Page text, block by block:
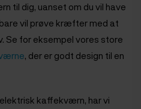
til dig, uanset om du vil have
vil prøve kræfter med at
Se for eksempel vores store
, der er godt design til en
kaffekværn, har vi